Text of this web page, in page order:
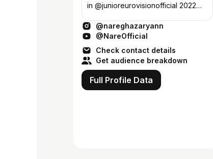
in @junioreurovisionofficial 2022
@nareghazaryann
@NareOfficial
Check contact details
Get audience breakdown
Full Profile Data